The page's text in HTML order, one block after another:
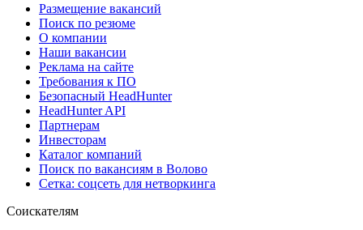
Размещение вакансий
Поиск по резюме
О компании
Наши вакансии
Реклама на сайте
Требования к ПО
Безопасный HeadHunter
HeadHunter API
Партнерам
Инвесторам
Каталог компаний
Поиск по вакансиям в Волово
Сетка: соцсеть для нетворкинга
Соискателям